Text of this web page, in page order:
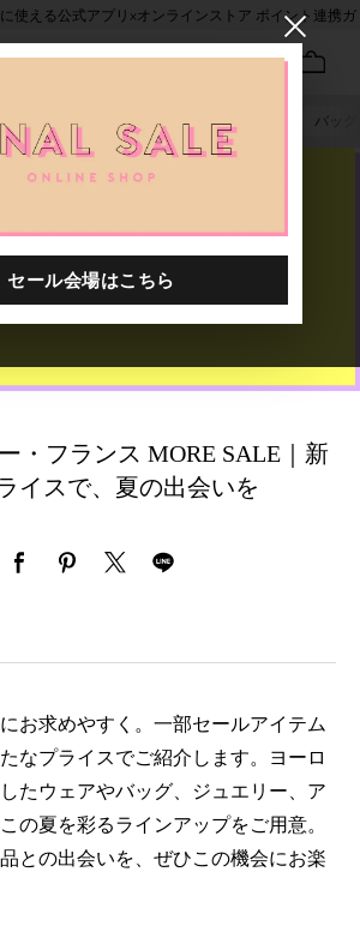
使える公式アプリ×オンラインストア ポイント連携ガ
ド セール 40th限定 バッグ
・フランス MORE SALE｜新
イスで、夏の出会いを
お求めやすく。一部セールアイテム
なプライスでご紹介します。ヨーロ
たウェアやバッグ、ジュエリー、ア
の夏を彩るラインアップをご用意。
との出会いを、ぜひこの機会にお楽